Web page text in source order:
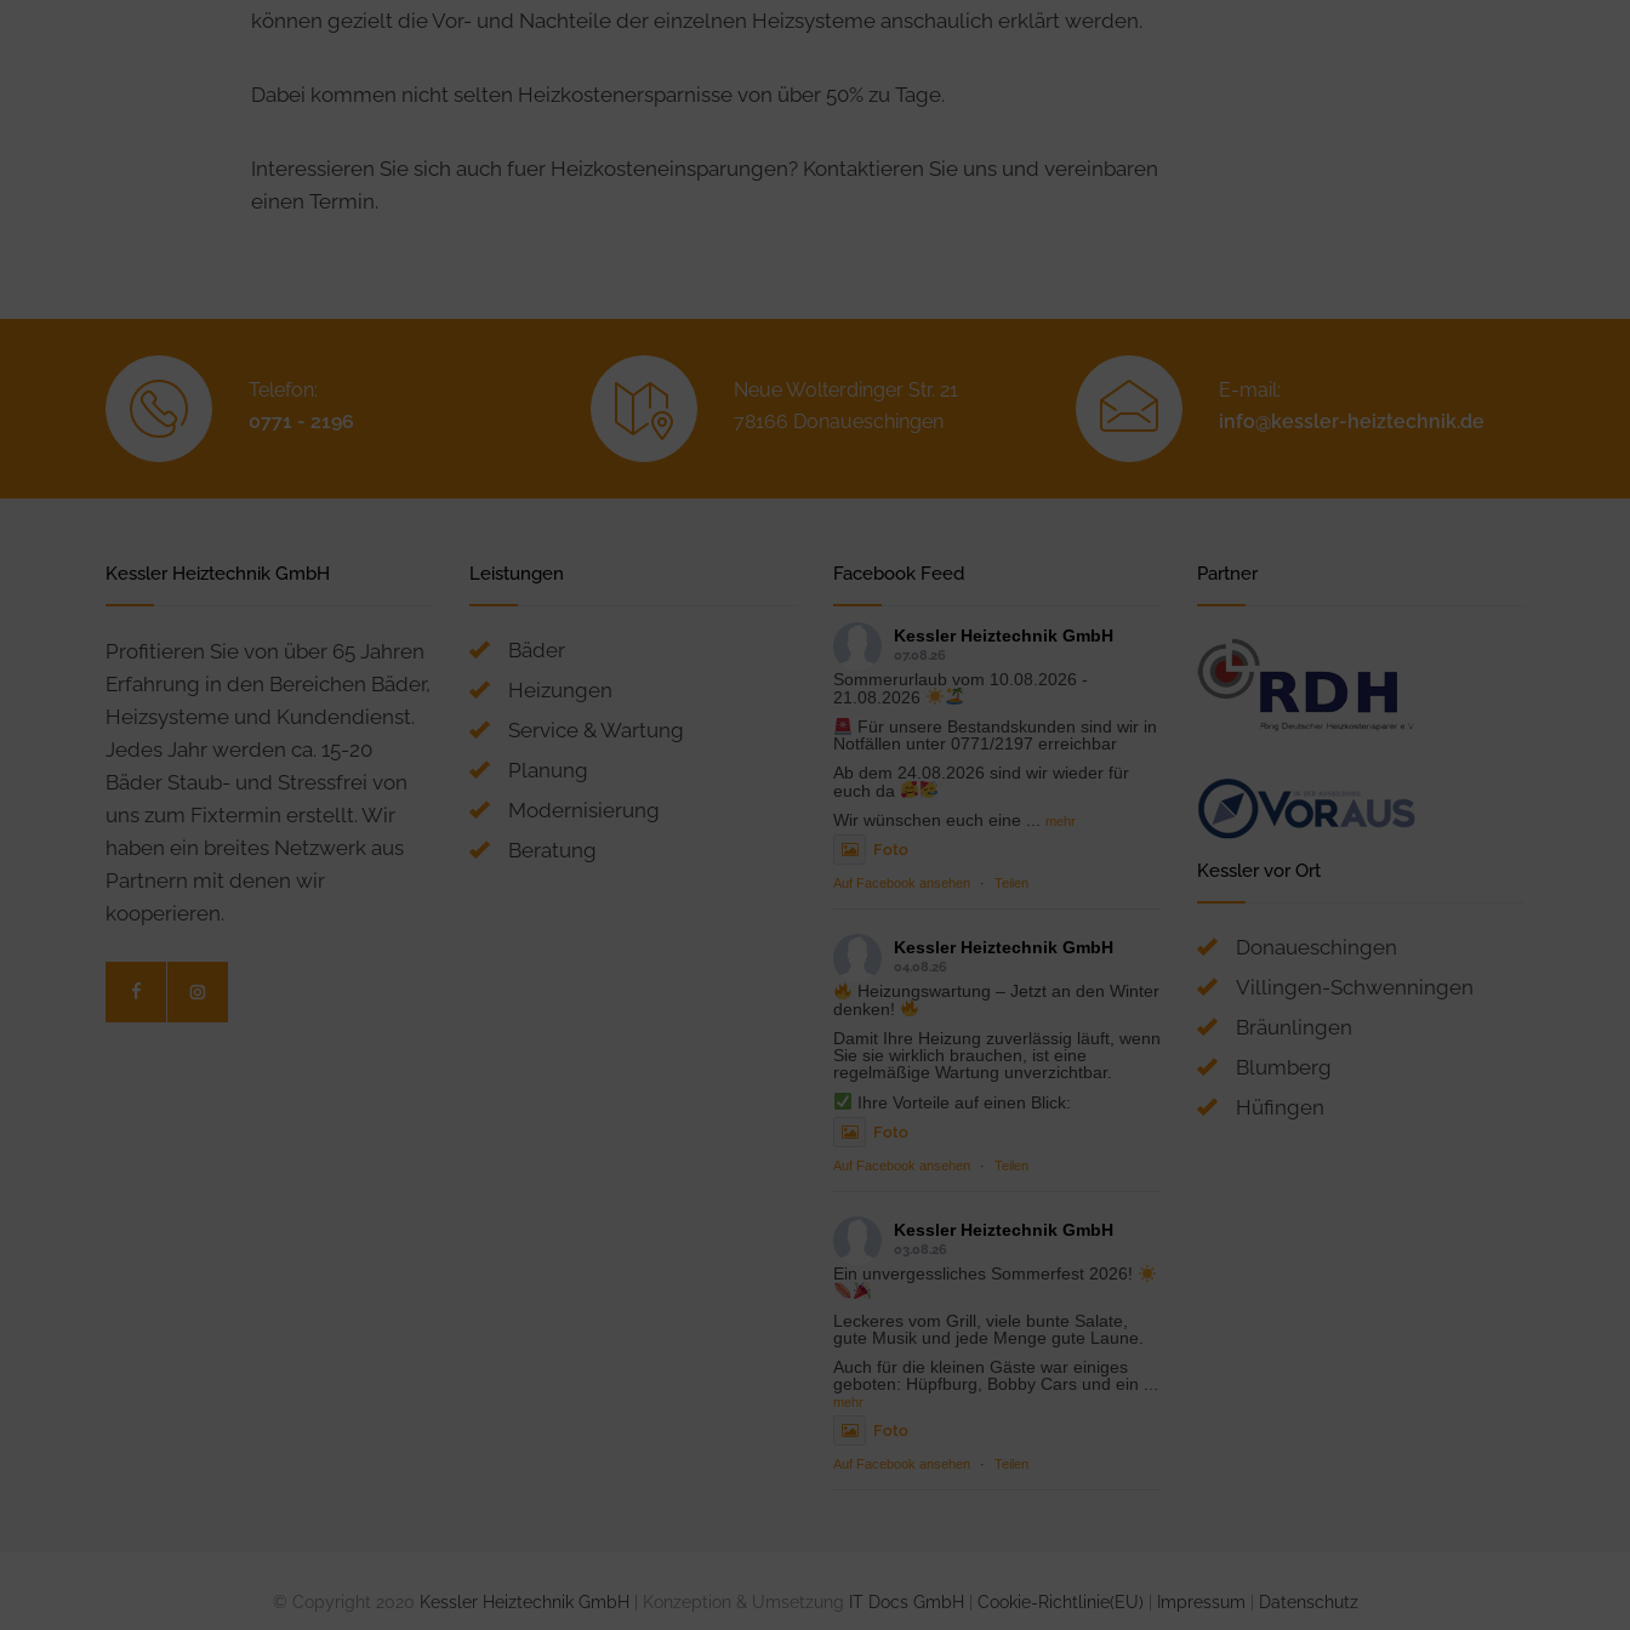
können gezielt die Vor- und Nachteile der einzelnen Heizsysteme anschaulich erklärt werden.
Dabei kommen nicht selten Heizkostenersparnisse von über 50% zu Tage.
Interessieren Sie sich auch fuer Heizkosteneinsparungen? Kontaktieren Sie uns und vereinbaren
einen Termin.
Telefon:
0771 - 2196
Neue Wolterdinger Str. 21
78166 Donaueschingen
E-mail:
info@kessler-heiztechnik.de
Kessler Heiztechnik GmbH
Profitieren Sie von über 65 Jahren
Erfahrung in den Bereichen Bäder,
Heizsysteme und Kundendienst.
Jedes Jahr werden ca. 15-20
Bäder Staub- und Stressfrei von
uns zum Fixtermin erstellt. Wir
haben ein breites Netzwerk aus
Partnern mit denen wir
kooperieren.
Leistungen
Bäder
Heizungen
Service & Wartung
Planung
Modernisierung
Beratung
Facebook Feed
Kessler Heiztechnik GmbH
07.08.26
Sommerurlaub vom 10.08.2026 -
21.08.2026
Für unsere Bestandskunden sind wir in
Notfällen unter 0771/2197 erreichbar
Ab dem 24.08.2026 sind wir wieder für
euch da
Wir wünschen euch eine
mehr
Foto
Auf Facebook ansehen · Teilen
Kessler Heiztechnik GmbH
04.08.26
Heizungswartung – Jetzt an den Winter
denken!
Damit Ihre Heizung zuverlässig läuft, wenn
Sie sie wirklich brauchen, ist eine
regelmäßige Wartung unverzichtbar.
Ihre Vorteile auf einen Blick:
Foto
Auf Facebook ansehen · Teilen
Kessler Heiztechnik GmbH
03.08.26
Ein unvergessliches Sommerfest 2026!
Leckeres vom Grill, viele bunte Salate,
gute Musik und jede Menge gute Laune.
Auch für die kleinen Gäste war einiges
geboten: Hüpfburg, Bobby Cars und ein
mehr
Foto
Auf Facebook ansehen · Teilen
Partner
Kessler vor Ort
Donaueschingen
Villingen-Schwenningen
Bräunlingen
Blumberg
Hüfingen
© Copyright 2020 Kessler Heiztechnik GmbH | Konzeption & Umsetzung IT Docs GmbH Cookie-Richtlinie(EU) Impressum Datenschutz